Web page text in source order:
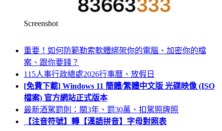
Screenshot
重要！如何防範勒索軟體綁架你的電腦、加密你的檔
案、跟你要錢？
115人事行政總處2026行事曆、放假日
[免費下載] Windows 11 簡體/繁體中文版 光碟映像 (ISO
檔案) 官方網站正式版本
最新酒駕罰則：關3年、罰30萬、扣駕照牌照
【注音符號】轉【漢語拼音】字母對照表